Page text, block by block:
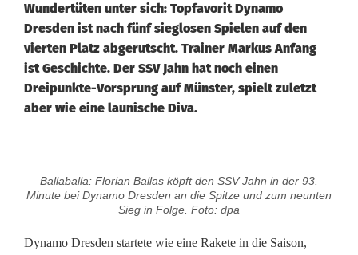
Wundertüten unter sich: Topfavorit Dynamo
Dresden ist nach fünf sieglosen Spielen auf den
vierten Platz abgerutscht. Trainer Markus Anfang
ist Geschichte. Der SSV Jahn hat noch einen
Dreipunkte-Vorsprung auf Münster, spielt zuletzt
aber wie eine launische Diva.
a
Ballaballa: Florian Ballas köpft den SSV Jahn in der 93.
Minute bei Dynamo Dresden an die Spitze und zum neunten
Sieg in Folge. Foto: dpa
Dynamo Dresden startete wie eine Rakete in die Saison,